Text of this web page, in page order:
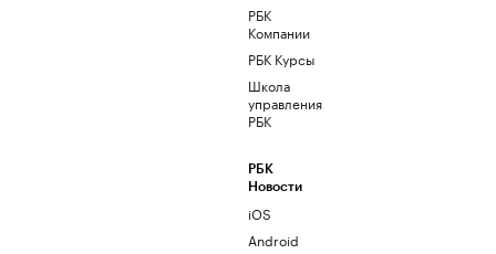
РБК
Компании
РБК Курсы
Школа
управления
РБК
РБК
Новости
iOS
Android